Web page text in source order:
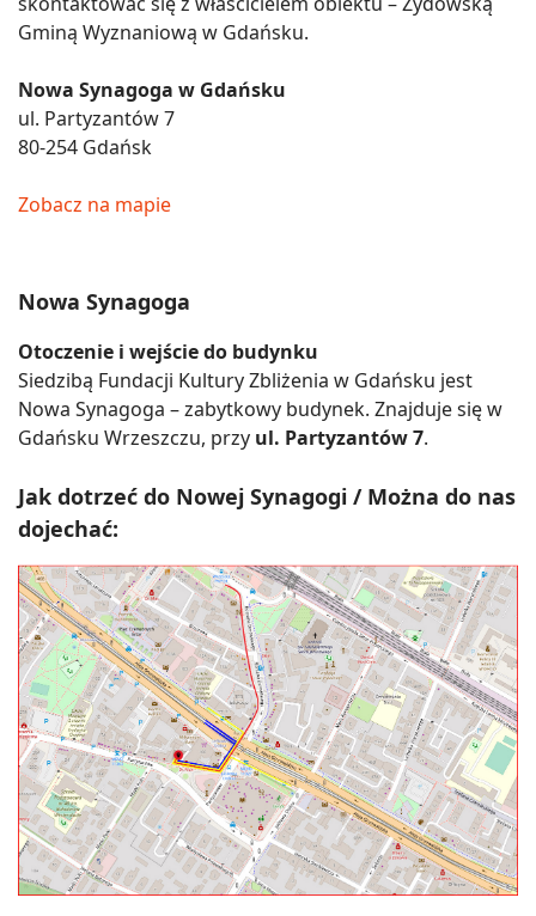
Gminą Wyznaniową w Gdańsku.
Nowa Synagoga w Gdańsku
ul. Partyzantów 7
80-254 Gdańsk
Zobacz na mapie
Nowa Synagoga
Otoczenie i wejście do budynku
Siedzibą Fundacji Kultury Zbliżenia w Gdańsku jest
Nowa Synagoga – zabytkowy budynek. Znajduje się w
Gdańsku Wrzeszczu, przy ul. Partyzantów 7.
Jak dotrzeć do Nowej Synagogi / Można do nas
dojechać: